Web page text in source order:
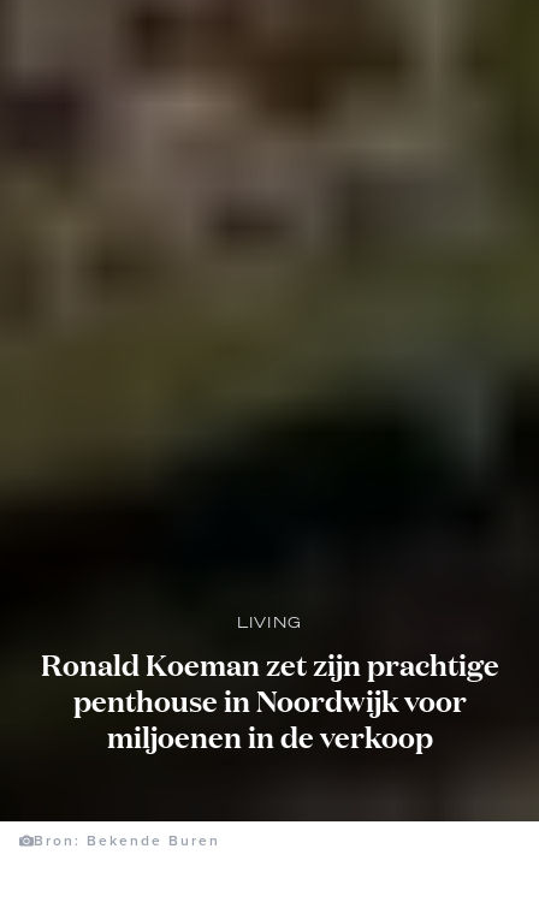
LIVING
Ronald Koeman zet zijn prachtige
penthouse in Noordwijk voor
miljoenen in de verkoop
Bron: Bekende Buren